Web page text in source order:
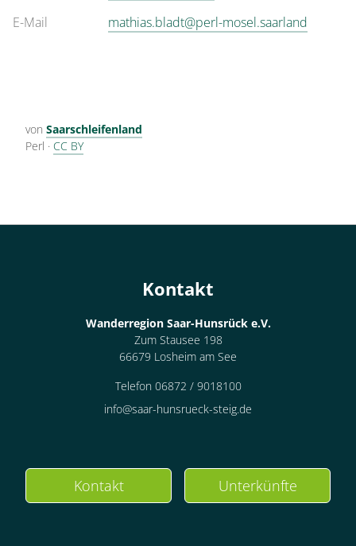
E-Mail
mathias.bladt@perl-mosel.saarland
von Saarschleifenland
Perl · CC BY
Kontakt
Wanderregion Saar-Hunsrück e.V.
Zum Stausee 198
66679 Losheim am See
Telefon 06872 / 9018100
info@saar-hunsrueck-steig.de
Kontakt Unterkünfte